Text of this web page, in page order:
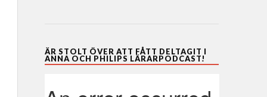
ÄR STOLT ÖVER ATT FÅTT DELTAGIT I
ANNA OCH PHILIPS LÄRARPODCAST!